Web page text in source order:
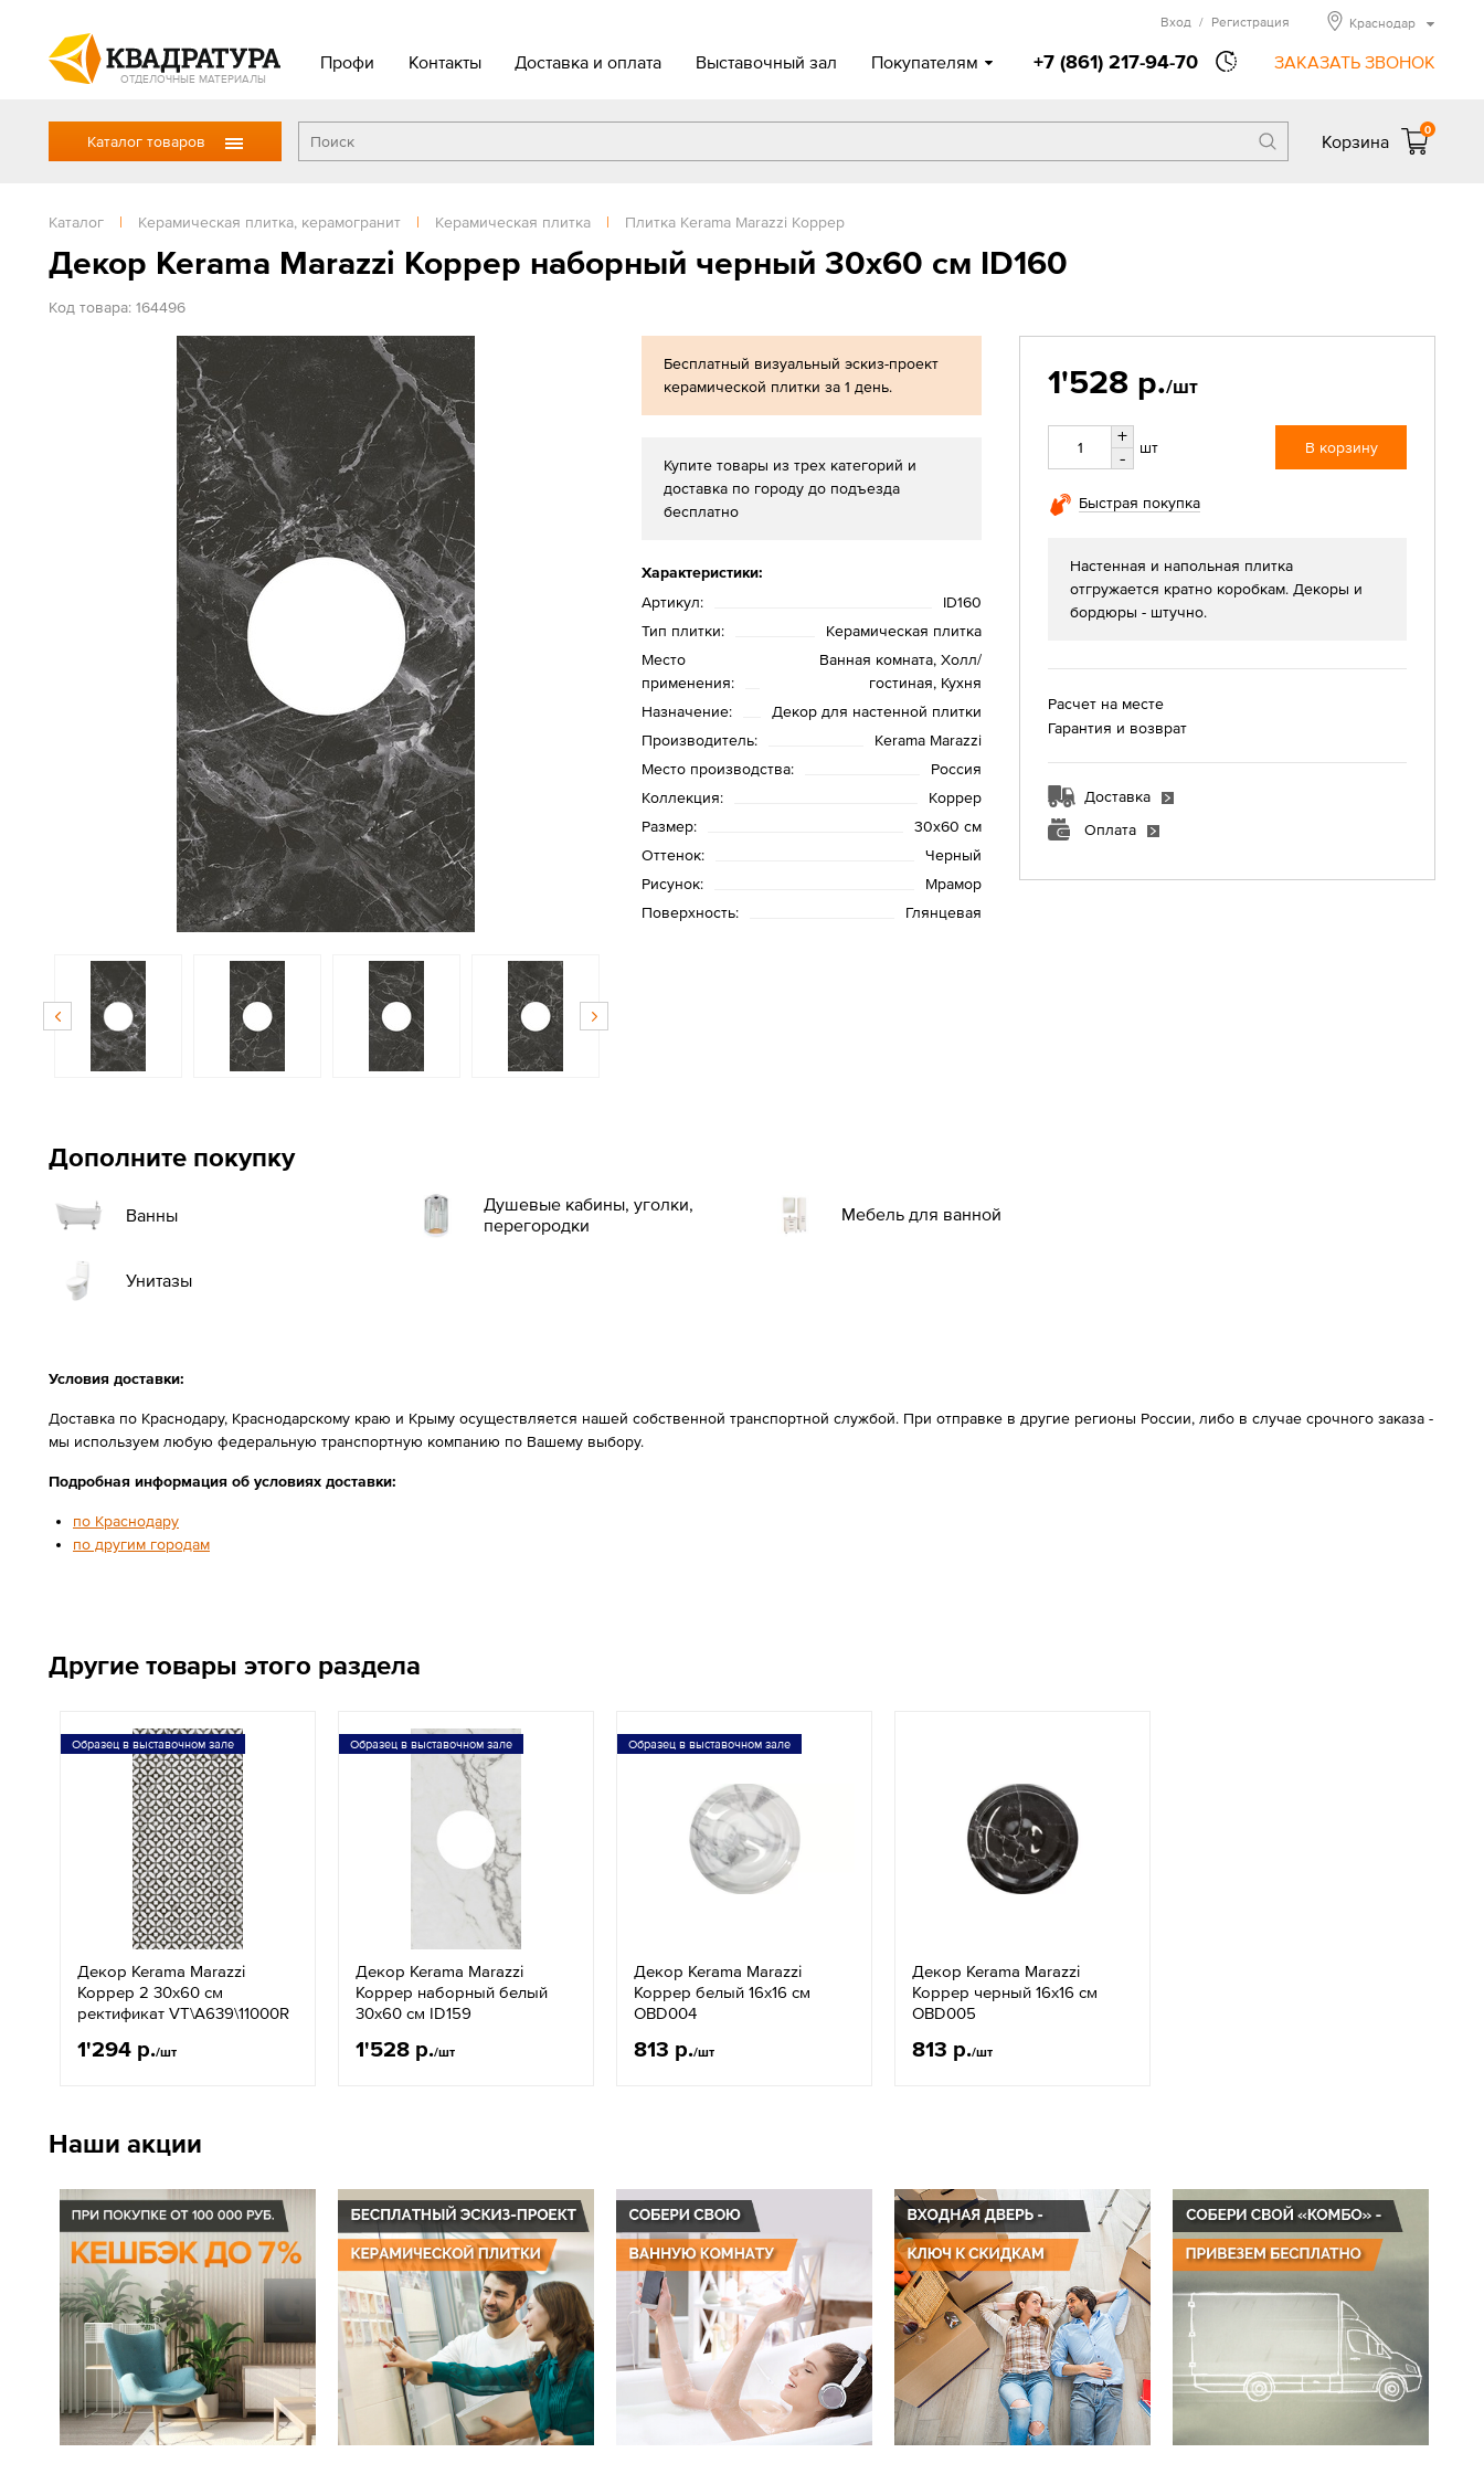
ОТДЕЛОЧНЫЕ МАТЕРИАЛЫ
Профи Контакты Доставка и оплата Выставочный зал Покупателям +7 (861) 217-94-70 ЗАКАЗАТЬ ЗВОНОК
Вход / Регистрация Краснодар
Каталог товаров Корзина
0
Каталог | Керамическая плитка, керамогранит | Керамическая плитка | Плитка Kerama Marazzi Коррер
Декор Kerama Marazzi Коррер наборный черный 30х60 см ID160
Код товара: 164496
Бесплатный визуальный эскиз-проект
керамической плитки за 1 день.
Купите товары из трех категорий и
доставка по городу до подъезда
бесплатно
Характеристики:
Артикул:
ID160
Тип плитки:
Керамическая плитка
Место
применения:
Ванная комната, Холл/
гостиная, Кухня
Назначение:
Декор для настенной плитки
Производитель:
Kerama Marazzi
Место производства:
Россия
Коллекция:
Коррер
Размер:
30х60 см
Оттенок:
Черный
Рисунок:
Мрамор
Поверхность:
Глянцевая
1'528 р./шт
+
-
шт В корзину
Быстрая покупка
Настенная и напольная плитка
отгружается кратно коробкам. Декоры и
бордюры - штучно.
Расчет на месте
Гарантия и возврат
Доставка
Оплата
Дополните покупку
Ванны
Душевые кабины, уголки,
перегородки
Мебель для ванной
Унитазы
Условия доставки:
Доставка по Краснодару, Краснодарскому краю и Крыму осуществляется нашей собственной транспортной службой. При отправке в другие регионы России, либо в случае срочного заказа -
мы используем любую федеральную транспортную компанию по Вашему выбору.
Подробная информация об условиях доставки:
по Краснодару
по другим городам
Другие товары этого раздела
Образец в выставочном зале
Декор Kerama Marazzi
Коррер 2 30х60 см
ректификат VT\A639\11000R
1'294 р./шт
Образец в выставочном зале
Декор Kerama Marazzi
Коррер наборный белый
30х60 см ID159
1'528 р./шт
Образец в выставочном зале
Декор Kerama Marazzi
Коррер белый 16х16 см
OBD004
813 р./шт
Декор Kerama Marazzi
Коррер черный 16х16 см
OBD005
813 р./шт
Наши акции